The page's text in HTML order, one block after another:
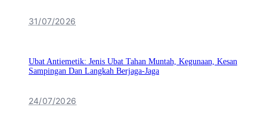
31/07/2026
Ubat Antiemetik: Jenis Ubat Tahan Muntah, Kegunaan, Kesan
Sampingan Dan Langkah Berjaga-Jaga
24/07/2026